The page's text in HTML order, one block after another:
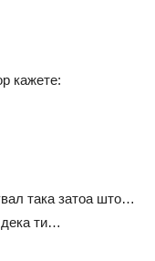
кажете:
така затоа што…
ти…